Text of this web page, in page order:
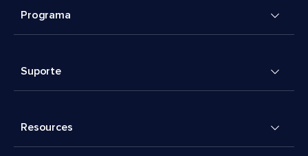
Programa
Suporte
Resources